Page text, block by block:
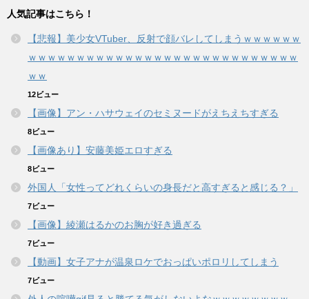
人気記事はこちら！
【悲報】美少女VTuber、反射で顔バレしてしまうｗｗｗｗｗｗ
ｗｗｗｗｗｗｗｗｗｗｗｗｗｗｗｗｗｗｗｗｗｗｗｗｗｗｗｗ
ｗｗ
12ビュー
【画像】アン・ハサウェイのセミヌードがえちえちすぎる
8ビュー
【画像あり】安藤美姫エロすぎる
8ビュー
外国人「女性ってどれくらいの身長だと高すぎると感じる？」
7ビュー
【画像】綾瀬はるかのお胸が好き過ぎる
7ビュー
【動画】女子アナが温泉ロケでおっぱいポロリしてしまう
7ビュー